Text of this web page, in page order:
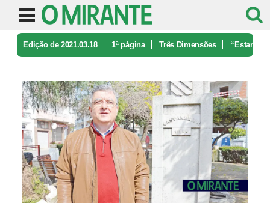
Edição de 2021.03.18 1ª página Três Dimensões “Estar